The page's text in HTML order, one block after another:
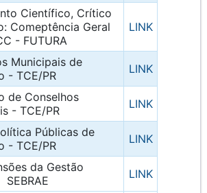
Científico, Crítico
Comeptência Geral
- FUTURA
LINK
Municipais de
- TCE/PR
LINK
de Conselhos
- TCE/PR
LINK
Públicas de
- TCE/PR
LINK
da Gestão
LINK